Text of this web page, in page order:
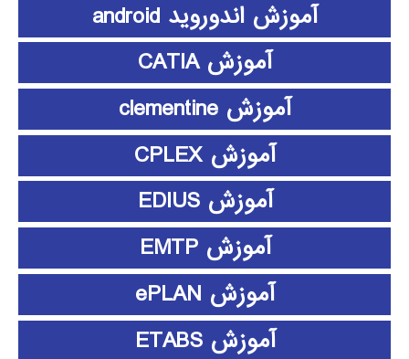
آموزش اندوروید android
آموزش CATIA
آموزش clementine
آموزش CPLEX
آموزش EDIUS
آموزش EMTP
آموزش ePLAN
آموزش ETABS